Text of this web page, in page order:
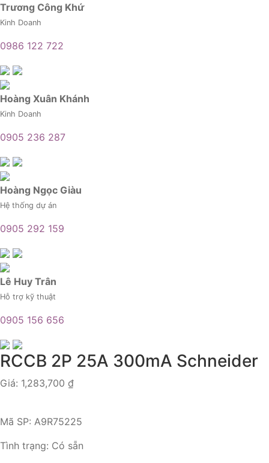
Trương Công Khứ
Kinh Doanh
0986 122 722
Hoàng Xuân Khánh
Kinh Doanh
0905 236 287
Hoàng Ngọc Giàu
Hệ thống dự án
0905 292 159
Lê Huy Trân
Hỗ trợ kỹ thuật
0905 156 656
RCCB 2P 25A 300mA Schneider
Giá: 1,283,700 ₫
Mã SP: A9R75225
Tình trạng: Có sẵn